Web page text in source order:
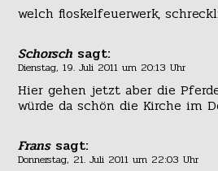
welch floskelfeuerwerk,
Schorsch sagt:
Dienstag, 19. Juli 2011 um 20:13 Uhr
Hier gehen jetzt aber die
würde da schön die Kirche im
Frans sagt:
Donnerstag, 21. Juli 2011 um 22:03 Uhr